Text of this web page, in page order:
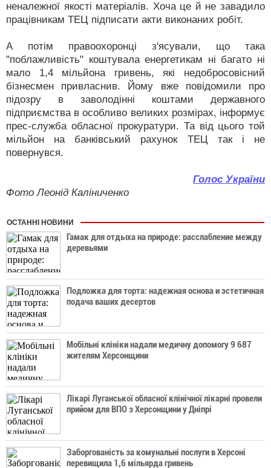
неналежної якості матеріалів. Хоча це й не завадило
працівникам ТЕЦ підписати акти виконаних робіт.
А потім правоохоронці з'ясували, що така
"поблажливість" коштувала енергетикам ні багато ні
мало 1,4 мільйона гривень, які недобросовісний
бізнесмен привласнив. Йому вже повідомили про
підозру в заволодінні коштами державного
підприємства в особливо великих розмірах, інформує
прес-служба обласної прокуратури. Та від цього той
мільйон на банківський рахунок ТЕЦ так і не
повернувся.
Голос України
Фото Леонід Каліниченко
ОСТАННІ НОВИНИ
Гамак для отдыха на природе: расслабление между
деревьями
Подложка для торта: надежная основа и эстетичная
подача ваших десертов
Мобільні клініки надали медичну допомогу 9 687
жителям Херсонщини
Лікарі Луганської обласної клінічної лікарні провели
прийом для ВПО з Херсонщини у Дніпрі
Заборгованість за комунальні послуги в Херсоні
перевищила 1,6 мільярда гривень